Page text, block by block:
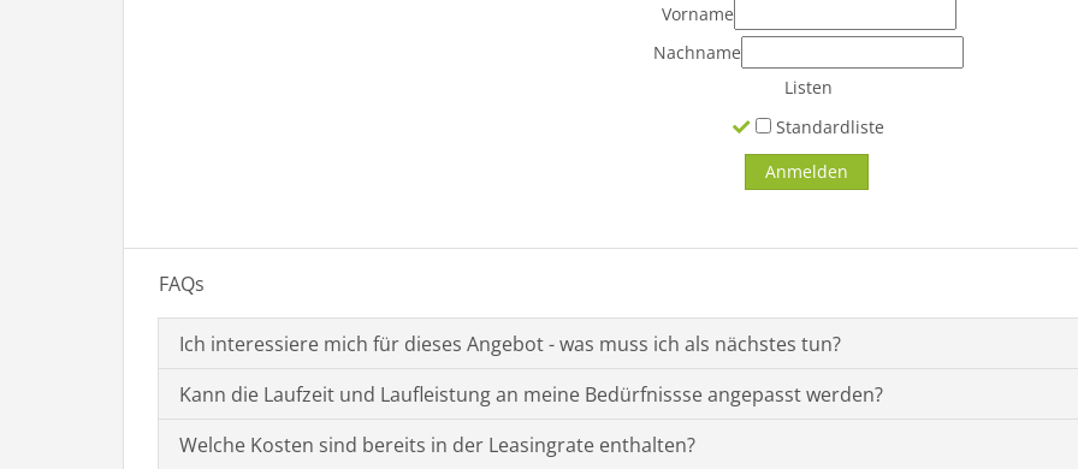
Vorname
Nachname
Listen
Standardliste
FAQs
Ich interessiere mich für dieses Angebot - was muss ich als nächstes tun?
Kann die Laufzeit und Laufleistung an meine Bedürfnissse angepasst werden?
Welche Kosten sind bereits in der Leasingrate enthalten?